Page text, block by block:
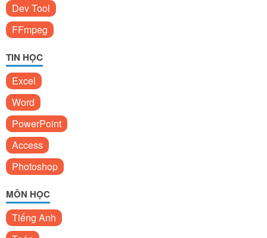
Dev Tool
FFmpeg
TIN HỌC
Excel
Word
PowerPoint
Access
Photoshop
MÔN HỌC
Tiếng Anh